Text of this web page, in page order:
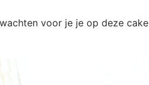
voor je je op deze cake